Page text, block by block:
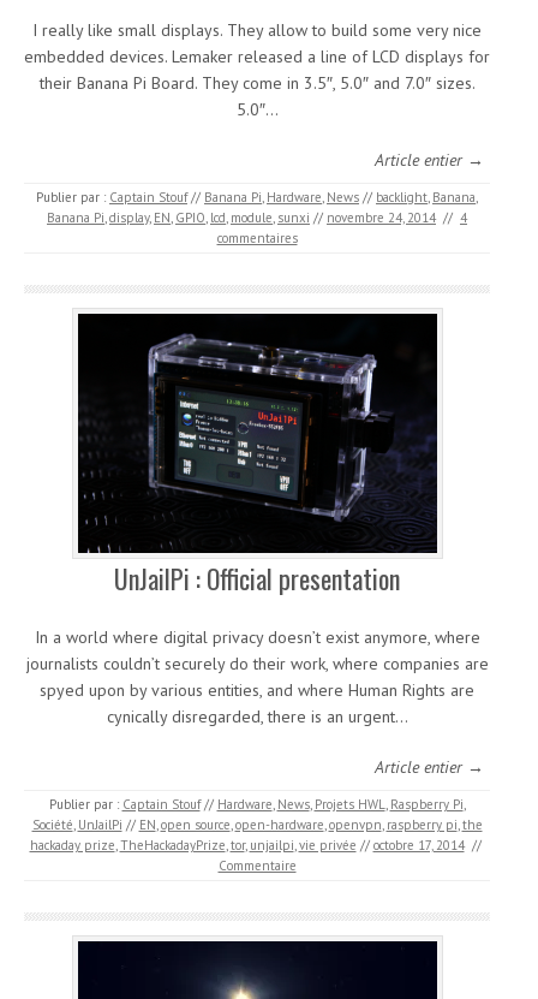
I really like small displays. They allow to build some very nice
embedded devices. Lemaker released a line of LCD displays for
their Banana Pi Board. They come in 3.5″, 5.0″ and 7.0″ sizes.
5.0″…
Article entier →
Publier par : Captain Stouf // Banana Pi, Hardware, News // backlight, Banana,
Banana Pi,display, EN, GPIO, lcd, module, sunxi // novembre 24, 2014 // 4
commentaires
UnJailPi : Official presentation
In a world where digital privacy doesn’t exist anymore, where
journalists couldn’t securely do their work, where companies are
spyed upon by various entities, and where Human Rights are
cynically disregarded, there is an urgent…
Article entier →
Publier par : Captain Stouf // Hardware, News, Projets HWL, Raspberry Pi,
Société, UnJailPi // EN,open source,open-hardware,openvpn, raspberry pi,the
hackaday prize,TheHackadayPrize,tor, unjailpi,vie privée // octobre 17, 2014 //
Commentaire